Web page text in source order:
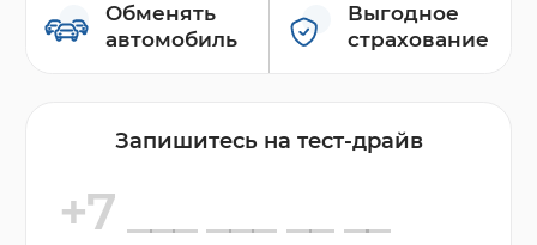
Обменять
автомобиль
Выгодное
страхование
Запишитесь на тест-драйв